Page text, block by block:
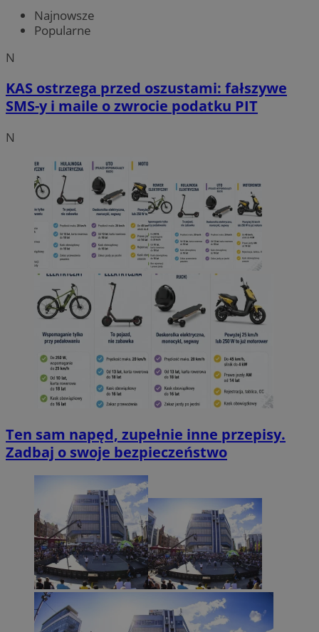
Najnowsze
Popularne
N
KAS ostrzega przed oszustami: fałszywe
SMS-y i maile o zwrocie podatku PIT
N
Ten sam napęd, zupełnie inne przepisy.
Zadbaj o swoje bezpieczeństwo